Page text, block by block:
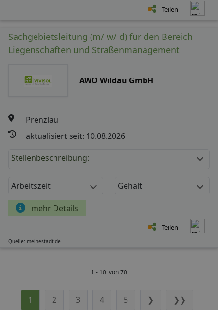
Teilen
Sachgebietsleitung (m/ w/ d) für den Bereich
Liegenschaften und Straßenmanagement
AWO Wildau GmbH
Prenzlau
aktualisiert seit: 10.08.2026
Stellenbeschreibung:
Arbeitszeit Gehalt
mehr Details
Teilen
Quelle: meinestadt.de
1 - 10 von 70
1 2 3 4 5 ❯ ❯❯